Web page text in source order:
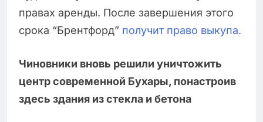
правах аренды. После завершения этого
срока “Брентфорд” получит право выкупа.
Чиновники вновь решили уничтожить
центр современной Бухары, понастроив
здесь здания из стекла и бетона